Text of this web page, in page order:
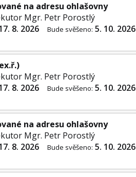
na adresu ohlašovny
Mgr. Petr Porostlý
8. 2026 Bude svěšeno: 5. 10. 2026
Mgr. Petr Porostlý
8. 2026 Bude svěšeno: 5. 10. 2026
na adresu ohlašovny
Mgr. Petr Porostlý
8. 2026 Bude svěšeno: 5. 10. 2026